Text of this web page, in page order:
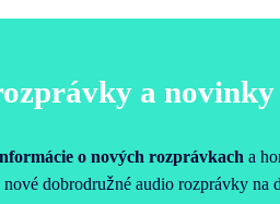
a novinky
o nových rozprávkach a
dobrodružné audio rozprávky na